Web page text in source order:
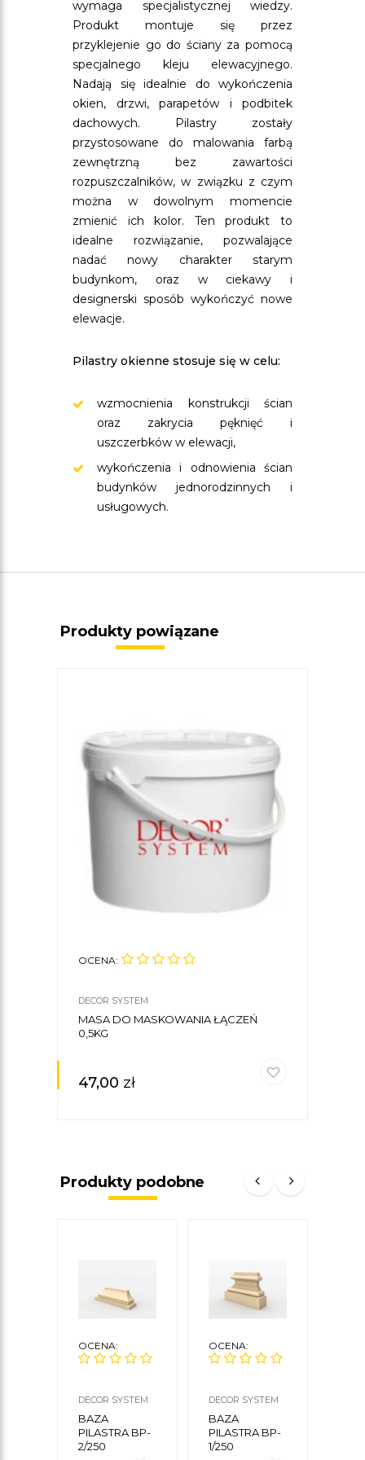
wymaga specjalistycznej wiedzy.
Produkt montuje się przez
przyklejenie go do ściany za pomocą
specjalnego kleju elewacyjnego.
Nadają się idealnie do wykończenia
okien, drzwi, parapetów i podbitek
dachowych. Pilastry zostały
przystosowane do malowania farbą
zewnętrzną bez zawartości
rozpuszczalników, w związku z czym
można w dowolnym momencie
zmienić ich kolor. Ten produkt to
idealne rozwiązanie, pozwalające
nadać nowy charakter starym
budynkom, oraz w ciekawy i
designerski sposób wykończyć nowe
elewacje.
Pilastry okienne stosuje się w celu:
wzmocnienia konstrukcji ścian
oraz zakrycia pęknięć i
uszczerbków w elewacji,
wykończenia i odnowienia ścian
budynków jednorodzinnych i
usługowych.
Produkty powiązane
OCENA:
DECOR SYSTEM
MASA DO MASKOWANIA ŁĄCZEŃ
0,5KG
47,00 zł
Produkty podobne
OCENA:
DECOR SYSTEM
BAZA
PILASTRA BP-
2/250
OCENA:
DECOR SYSTEM
BAZA
PILASTRA BP-
1/250